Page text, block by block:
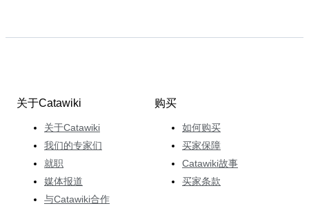
关于Catawiki
关于Catawiki
我们的专家们
就职
媒体报道
与Catawiki合作
购买
如何购买
买家保障
Catawiki故事
买家条款